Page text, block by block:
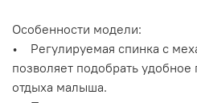
Особенности модели:
• Регулируемая спинка с
позволяет подобрать
отдыха малыша.